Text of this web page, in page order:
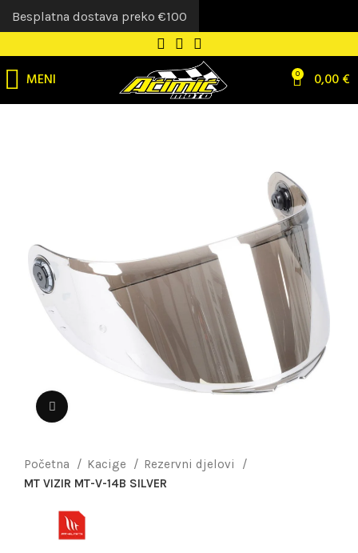
MENI 0 0,00€
Početna Kacige
Rezervni djelovi
MT VIZIR MT-V-14B SILVER
Besplatna dostava preko €100